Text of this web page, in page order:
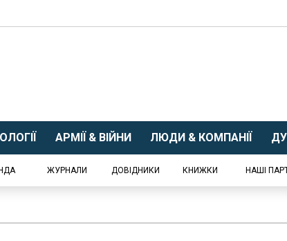
АРМІЇ & ВІЙНИ ЛЮДИ & КОМПАНІЇ
ЖУРНАЛИ ДОВІДНИКИ КНИЖКИ НАШІ